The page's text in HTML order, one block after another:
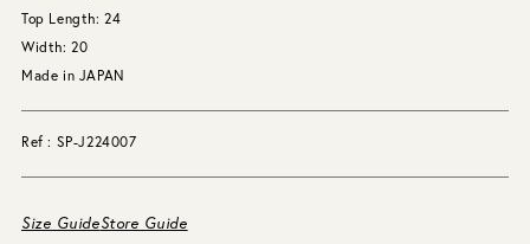
Top Length: 24
Width: 20
Made in JAPAN
Ref : SP-J224007
Size GuideStore Guide